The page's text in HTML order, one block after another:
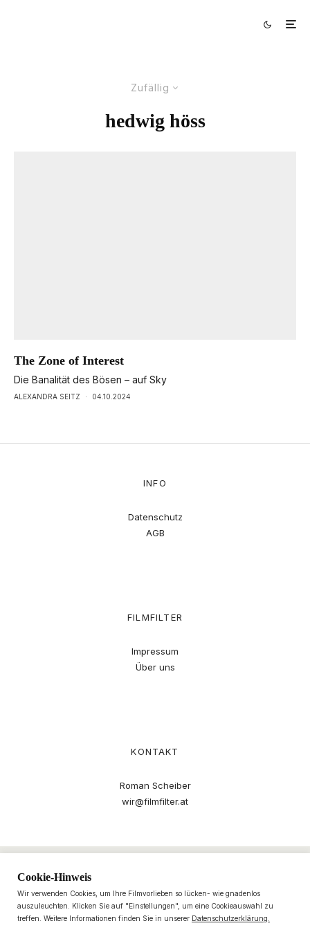
Zufällig
hedwig höss
The Zone of Interest
Die Banalität des Bösen – auf Sky
ALEXANDRA SEITZ · 04.10.2024
INFO
Datenschutz
AGB
FILMFILTER
Impressum
Über uns
KONTAKT
Roman Scheiber
wir@filmfilter.at
Cookie-Hinweis
Wir verwenden Cookies, um Ihre Filmvorlieben so lücken- wie gnadenlos
auszuleuchten. Klicken Sie auf "Einstellungen", um eine Cookieauswahl zu
treffen. Weitere Informationen finden Sie in unserer Datenschutzerklärung.